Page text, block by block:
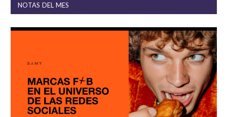
NOTAS DEL MES